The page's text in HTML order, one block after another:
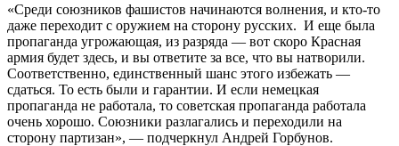
«Среди союзников фашистов начинаются волнения, и кто-то
даже переходит с оружием на сторону русских. И еще была
пропаганда угрожающая, из разряда — вот скоро Красная
армия будет здесь, и вы ответите за все, что вы натворили.
Соответственно, единственный шанс этого избежать —
сдаться. То есть были и гарантии. И если немецкая
пропаганда не работала, то советская пропаганда работала
очень хорошо. Союзники разлагались и переходили на
сторону партизан», — подчеркнул Андрей Горбунов.